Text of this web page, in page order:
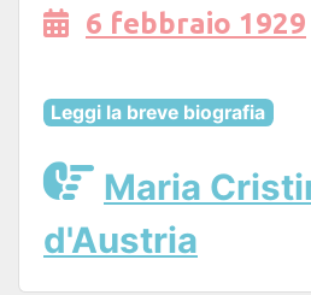
6 febbraio 1929
Leggi la breve biografia
Maria
d'Austria